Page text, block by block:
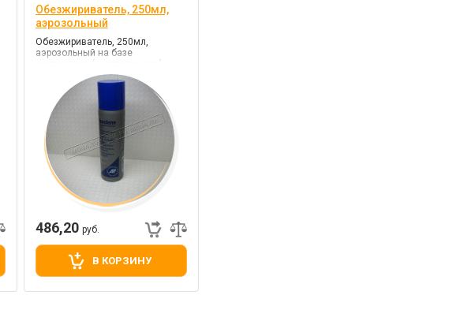
Обезжириватель, 250мл,
аэрозольный
Обезжириватель, 250мл,
аэрозольный на базе
486,20 руб.
В КОРЗИНУ